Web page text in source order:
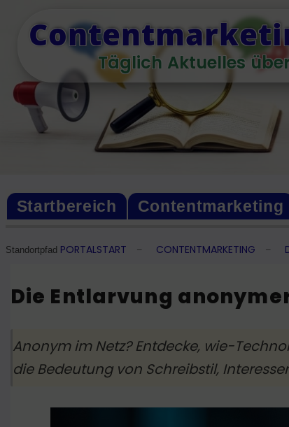
Täglich Aktuelles
Startbereich Contentmarketing
Standortpfad PORTALSTART – CONTENTMARKETING –
Die Entlarvung
Anonym im Netz? Entdecke, wie-
die Bedeutung von Schreibstil,